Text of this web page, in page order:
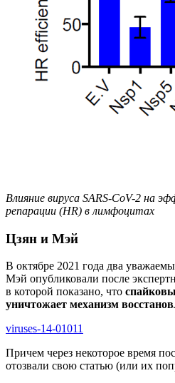
Влияние вируса SARS-CoV-2 на
репарации (HR) в лимфоцитах
Цзян и Мэй
В октябре 2021 года два
Мэй опубликовали после
в которой показано, что
уничтожает механизм
viruses-14-01011
Причем через некоторое время
отозвали свою статью (или их